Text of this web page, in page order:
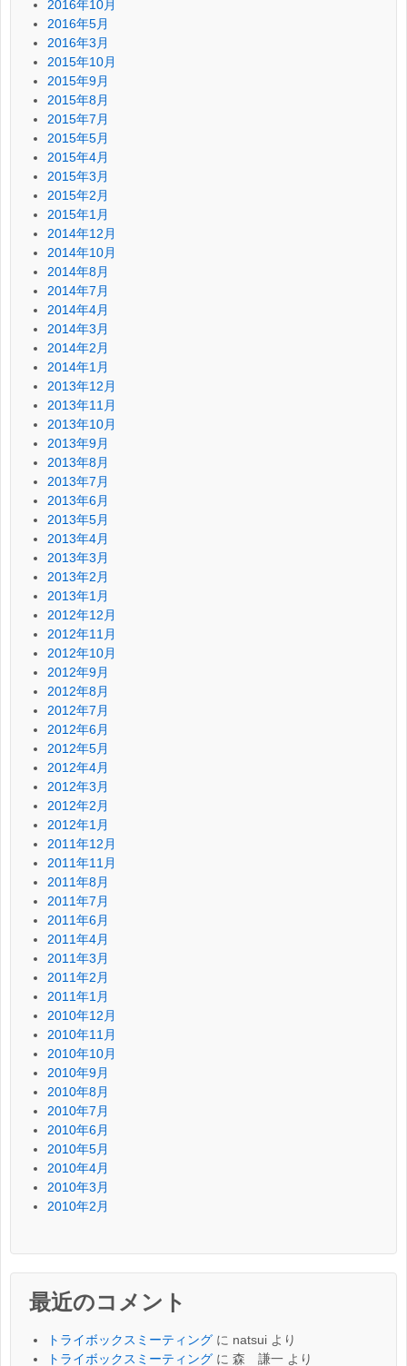
2016年10月
2016年5月
2016年3月
2015年10月
2015年9月
2015年8月
2015年7月
2015年5月
2015年4月
2015年3月
2015年2月
2015年1月
2014年12月
2014年10月
2014年8月
2014年7月
2014年4月
2014年3月
2014年2月
2014年1月
2013年12月
2013年11月
2013年10月
2013年9月
2013年8月
2013年7月
2013年6月
2013年5月
2013年4月
2013年3月
2013年2月
2013年1月
2012年12月
2012年11月
2012年10月
2012年9月
2012年8月
2012年7月
2012年6月
2012年5月
2012年4月
2012年3月
2012年2月
2012年1月
2011年12月
2011年11月
2011年8月
2011年7月
2011年6月
2011年4月
2011年3月
2011年2月
2011年1月
2010年12月
2010年11月
2010年10月
2010年9月
2010年8月
2010年7月
2010年6月
2010年5月
2010年4月
2010年3月
2010年2月
最近のコメント
トライボックスミーティング に natsui より
トライボックスミーティング に 森 謙一 より